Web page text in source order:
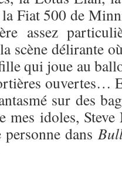
Fiat 500 de
assez
scène délirante
qui joue au
ouvertes…
sur des
mes idoles,
dans